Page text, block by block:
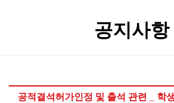
연
공지사항
공적결석허가인정 및 출석 관련 _ 학